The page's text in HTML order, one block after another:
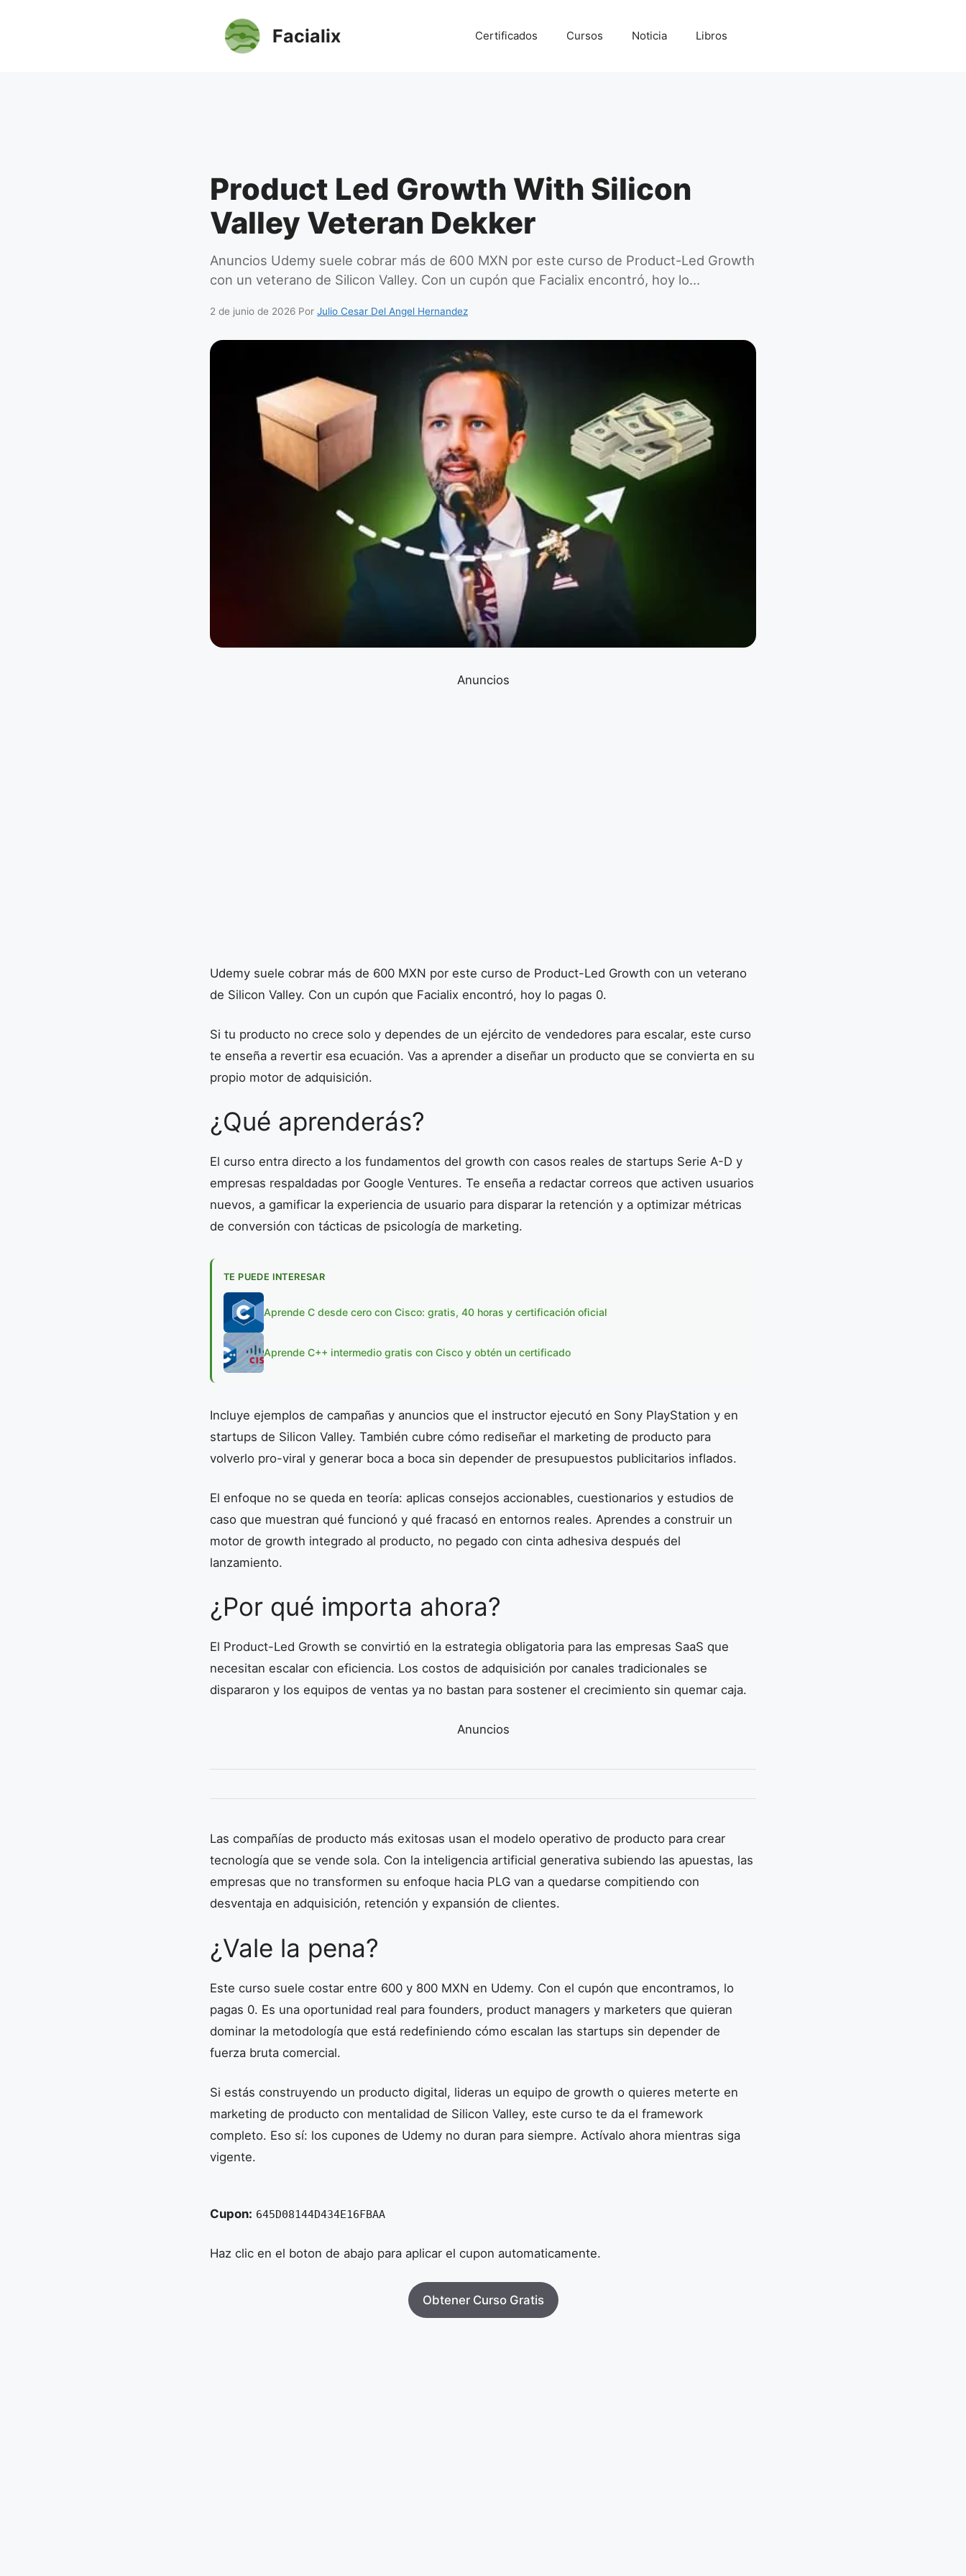
Facialix Certificados Cursos Noticia Libros
Product Led Growth With Silicon
Valley Veteran Dekker
Anuncios Udemy suele cobrar más de 600 MXN por este curso de Product-Led Growth
con un veterano de Silicon Valley. Con un cupón que Facialix encontró, hoy lo…
2 de junio de 2026 Por Julio Cesar Del Angel Hernandez
Anuncios
Udemy suele cobrar más de 600 MXN por este curso de Product-Led Growth con un veterano
de Silicon Valley. Con un cupón que Facialix encontró, hoy lo pagas 0.
Si tu producto no crece solo y dependes de un ejército de vendedores para escalar, este curso
te enseña a revertir esa ecuación. Vas a aprender a diseñar un producto que se convierta en su
propio motor de adquisición.
¿Qué aprenderás?
El curso entra directo a los fundamentos del growth con casos reales de startups Serie A-D y
empresas respaldadas por Google Ventures. Te enseña a redactar correos que activen usuarios
nuevos, a gamificar la experiencia de usuario para disparar la retención y a optimizar métricas
de conversión con tácticas de psicología de marketing.
TE PUEDE INTERESAR
Aprende C desde cero con Cisco: gratis, 40 horas y certificación oficial
Aprende C++ intermedio gratis con Cisco y obtén un certificado
Incluye ejemplos de campañas y anuncios que el instructor ejecutó en Sony PlayStation y en
startups de Silicon Valley. También cubre cómo rediseñar el marketing de producto para
volverlo pro-viral y generar boca a boca sin depender de presupuestos publicitarios inflados.
El enfoque no se queda en teoría: aplicas consejos accionables, cuestionarios y estudios de
caso que muestran qué funcionó y qué fracasó en entornos reales. Aprendes a construir un
motor de growth integrado al producto, no pegado con cinta adhesiva después del
lanzamiento.
¿Por qué importa ahora?
El Product-Led Growth se convirtió en la estrategia obligatoria para las empresas SaaS que
necesitan escalar con eficiencia. Los costos de adquisición por canales tradicionales se
dispararon y los equipos de ventas ya no bastan para sostener el crecimiento sin quemar caja.
Anuncios
Las compañías de producto más exitosas usan el modelo operativo de producto para crear
tecnología que se vende sola. Con la inteligencia artificial generativa subiendo las apuestas, las
empresas que no transformen su enfoque hacia PLG van a quedarse compitiendo con
desventaja en adquisición, retención y expansión de clientes.
¿Vale la pena?
Este curso suele costar entre 600 y 800 MXN en Udemy. Con el cupón que encontramos, lo
pagas 0. Es una oportunidad real para founders, product managers y marketers que quieran
dominar la metodología que está redefiniendo cómo escalan las startups sin depender de
fuerza bruta comercial.
Si estás construyendo un producto digital, lideras un equipo de growth o quieres meterte en
marketing de producto con mentalidad de Silicon Valley, este curso te da el framework
completo. Eso sí: los cupones de Udemy no duran para siempre. Actívalo ahora mientras siga
vigente.
Cupon: 645D08144D434E16FBAA
Haz clic en el boton de abajo para aplicar el cupon automaticamente.
Obtener Curso Gratis